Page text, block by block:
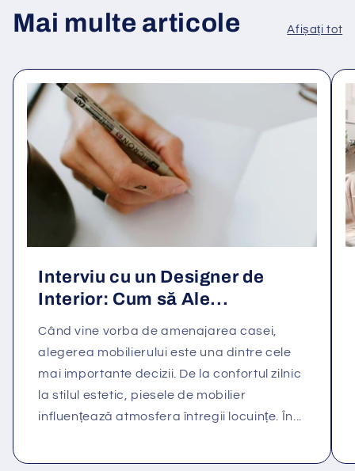
Mai multe articole Afișați tot
Interviu cu un Designer de
Interior: Cum să Ale...
Când vine vorba de amenajarea casei,
alegerea mobilierului este una dintre cele
mai importante decizii. De la confortul zilnic
la stilul estetic, piesele de mobilier
influențează atmosfera întregii locuințe. În...